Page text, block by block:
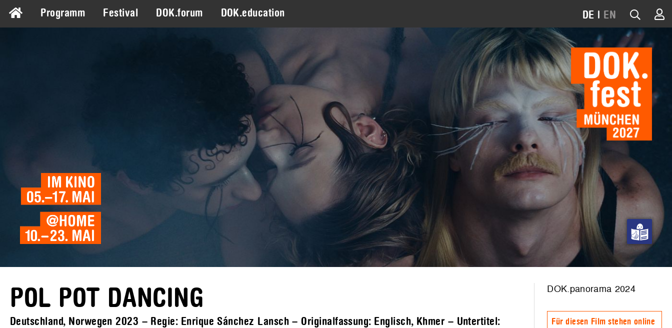
Programm Festival DOK.forum DOK.education DE | EN
POL POT DANCING
Deutschland, Norwegen 2023 – Regie: Enrique Sánchez Lansch – Originalfassung: Englisch, Khmer – Untertitel:
DOK.panorama 2024
Für diesen Film stehen online